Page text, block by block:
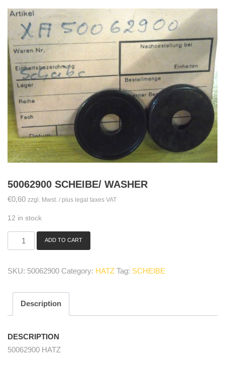
50062900 SCHEIBE/ WASHER
€0,60 zzgl. Mwst. / plus legal taxes VAT
12 in stock
50062900
quantity
ADD TO CART
SKU: 50062900 Category: HATZ Tag: SCHEIBE
Description
DESCRIPTION
50062900 HATZ